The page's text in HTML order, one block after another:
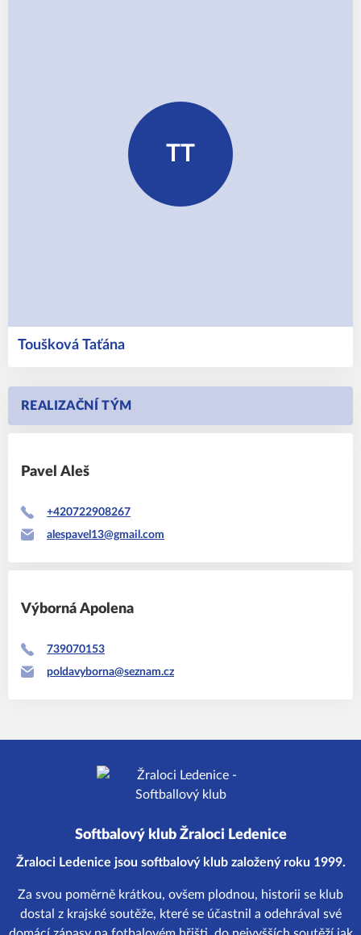
REALIZAČNÍ TÝM
Aleš
Pavel
+420722908267
alespavel13@gmail.com
Apolena
Výborná
739070153
poldavyborna@seznam.cz
TT
Taťána
Toušková
Softbalový klub Žraloci Ledenice
Žraloci Ledenice jsou softbalový klub založený roku 1999.
Za svou poměrně krátkou, ovšem plodnou, historii se klub
dostal z krajské soutěže, které se účastnil a odehrával své